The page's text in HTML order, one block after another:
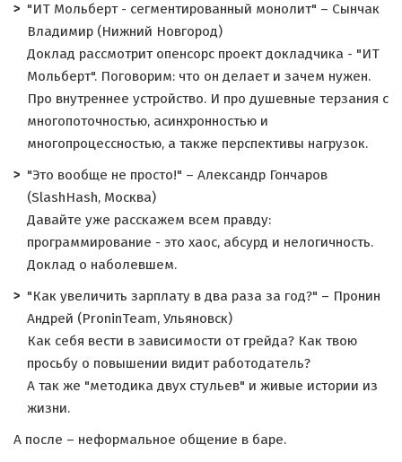
"ИТ Мольберт - сегментированный монолит" – Сынчак
Владимир (Нижний Новгород)
Доклад рассмотрит опенсорс проект докладчика - "ИТ
Мольберт". Поговорим: что он делает и зачем нужен.
Про внутреннее устройство. И про душевные терзания с
многопоточностью, асинхронностью и
многопроцессностью, а также перспективы нагрузок.
"Это вообще не просто!" – Александр Гончаров
(SlashHash, Москва)
Давайте уже расскажем всем правду:
программирование - это хаос, абсурд и нелогичность.
Доклад о наболевшем.
"Как увеличить зарплату в два раза за год?" – Пронин
Андрей (ProninTeam, Ульяновск)
Как себя вести в зависимости от грейда? Как твою
просьбу о повышении видит работодатель?
А так же "методика двух стульев" и живые истории из
жизни.
А после – неформальное общение в баре.